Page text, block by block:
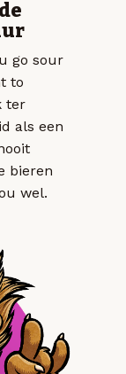
go sour
to
ter
als een
bieren
wel.